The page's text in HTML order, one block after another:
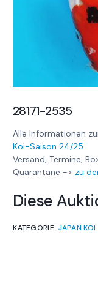
28171-2535
Alle Informationen
Koi-Saison 24/25
Versand, Termine,
Quarantäne -> zu
Diese
KATEGORIE: JAPAN KOI